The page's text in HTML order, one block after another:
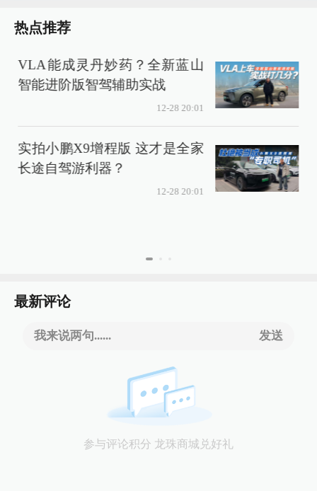
热点推荐
VLA能成灵丹妙药？全新蓝山
智能进阶版智驾辅助实战
12-28 20:01
实拍小鹏X9增程版 这才是全家
长途自驾游利器？
12-28 20:01
最新评论
我来说两句...... 发送
参与评论积分 龙珠商城兑好礼